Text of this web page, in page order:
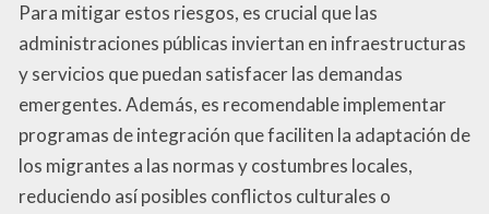
Para mitigar estos riesgos, es crucial que las
administraciones públicas inviertan en infraestructuras
y servicios que puedan satisfacer las demandas
emergentes. Además, es recomendable implementar
programas de integración que faciliten la adaptación de
los migrantes a las normas y costumbres locales,
reduciendo así posibles conflictos culturales o